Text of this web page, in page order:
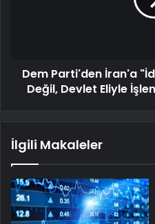
Dem Parti'den İran'a
Değil, Devlet Eliyle
İlgili Makaleler